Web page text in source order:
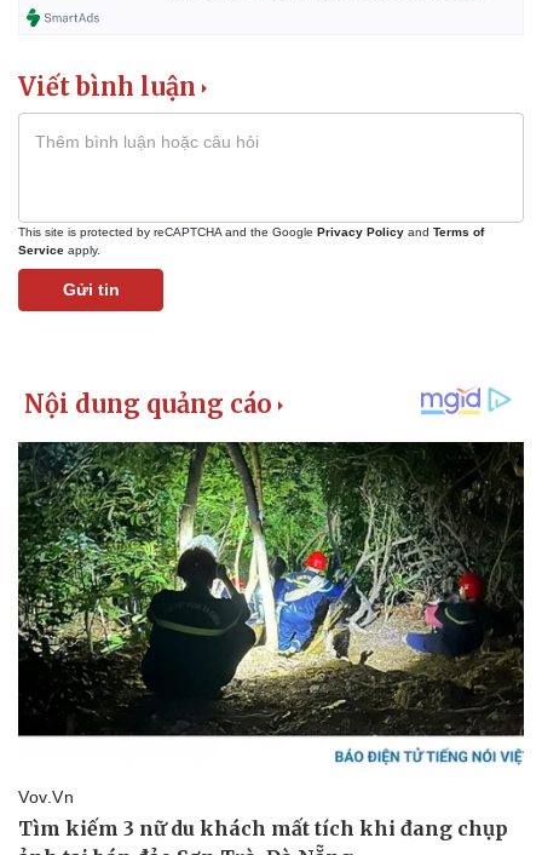
Bất động sản
Khởi nghiệp
Giá vàng
Viết bình luận
This site is protected by reCAPTCHA and the Google Privacy Policy and Terms of
Service apply.
Gửi tin